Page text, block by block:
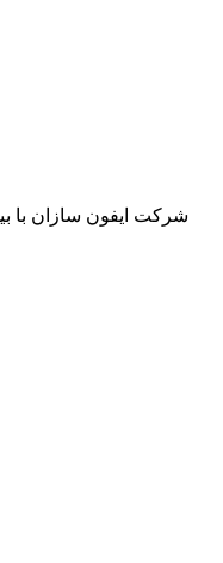
شرکت ایفون سازان با